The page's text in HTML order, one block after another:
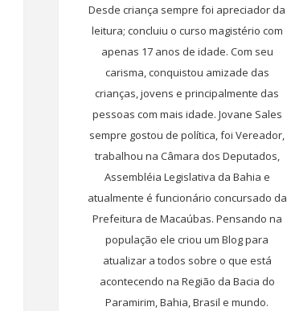
Desde criança sempre foi apreciador da
leitura; concluiu o curso magistério com
apenas 17 anos de idade. Com seu
carisma, conquistou amizade das
crianças, jovens e principalmente das
pessoas com mais idade. Jovane Sales
sempre gostou de política, foi Vereador,
trabalhou na Câmara dos Deputados,
Assembléia Legislativa da Bahia e
atualmente é funcionário concursado da
Prefeitura de Macaúbas. Pensando na
população ele criou um Blog para
atualizar a todos sobre o que está
acontecendo na Região da Bacia do
Paramirim, Bahia, Brasil e mundo.